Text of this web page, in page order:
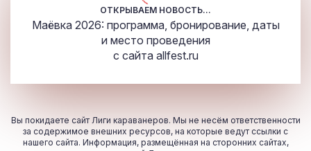
ОТКРЫВАЕМ НОВОСТЬ...
Маёвка 2026: программа, бронирование, даты
и место проведения
с сайта allfest.ru
Вы покидаете сайт Лиги караванеров. Мы не несём ответственности
за содержимое внешних ресурсов, на которые ведут ссылки с
нашего сайта. Информация, размещённая на сторонних сайтах,